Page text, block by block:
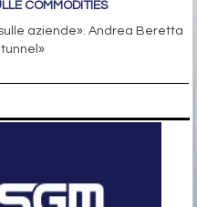
COMMODITIES
aziende». Andrea Beretta